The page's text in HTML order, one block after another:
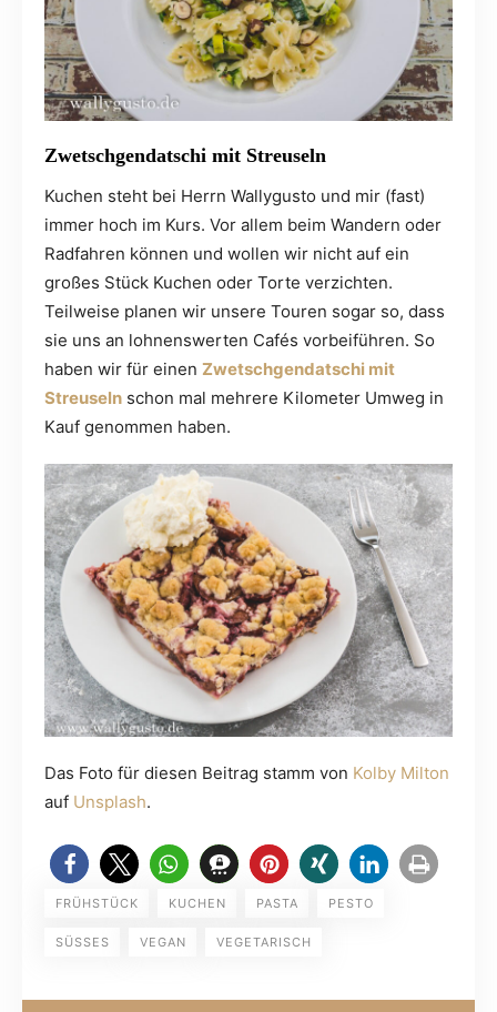
Zwetschgendatschi mit Streuseln
Kuchen steht bei Herrn Wallygusto und mir (fast)
immer hoch im Kurs. Vor allem beim Wandern oder
Radfahren können und wollen wir nicht auf ein
großes Stück Kuchen oder Torte verzichten.
Teilweise planen wir unsere Touren sogar so, dass
sie uns an lohnenswerten Cafés vorbeiführen. So
haben wir für einen Zwetschgendatschi mit
Streuseln schon mal mehrere Kilometer Umweg in
Kauf genommen haben.
Das Foto für diesen Beitrag stamm von Kolby Milton
auf Unsplash.
FRÜHSTÜCK KUCHEN PASTA PESTO
SÜSSES VEGAN VEGETARISCH